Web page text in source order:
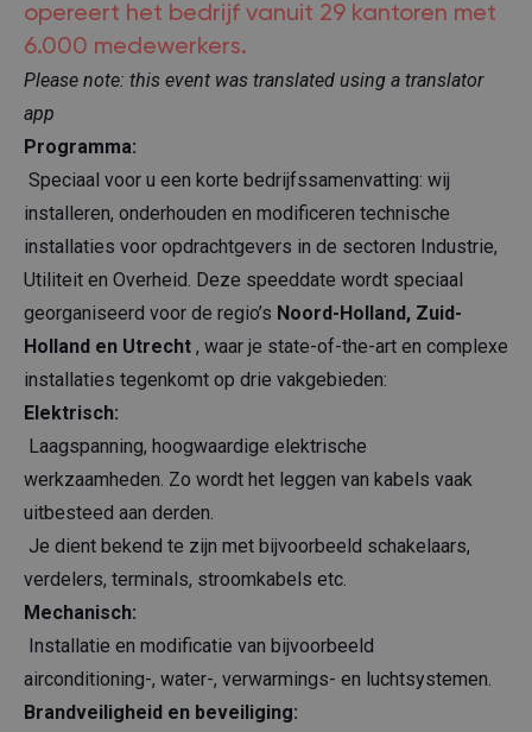
opereert het bedrijf vanuit 29 kantoren met
6.000 medewerkers.
Please note: this event was translated using a translator
app
Programma:
Speciaal voor u een korte bedrijfssamenvatting: wij
installeren, onderhouden en modificeren technische
installaties voor opdrachtgevers in de sectoren Industrie,
Utiliteit en Overheid. Deze speeddate wordt speciaal
georganiseerd voor de regio’s Noord-Holland, Zuid-
Holland en Utrecht , waar je state-of-the-art en complexe
installaties tegenkomt op drie vakgebieden:
Elektrisch:
Laagspanning, hoogwaardige elektrische
werkzaamheden. Zo wordt het leggen van kabels vaak
uitbesteed aan derden.
Je dient bekend te zijn met bijvoorbeeld schakelaars,
verdelers, terminals, stroomkabels etc.
Mechanisch:
Installatie en modificatie van bijvoorbeeld
airconditioning-, water-, verwarmings- en luchtsystemen.
Brandveiligheid en beveiliging: